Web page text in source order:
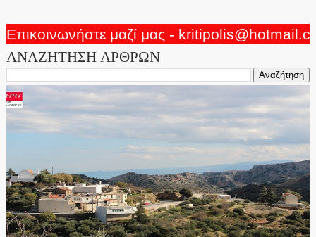
Επικοινωνήστε μαζί μας -
ΑΝΑΖΗΤΗΣΗ ΑΡΘΡΩΝ